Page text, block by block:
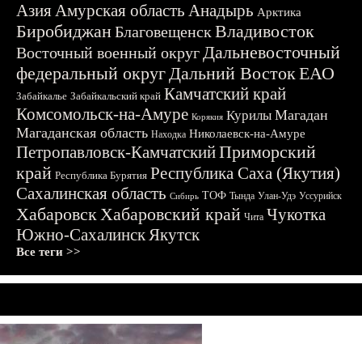
АзияАмурская область Анадырь Арктика
БиробиджанБлаговещенскВладивосток
Восточный военный округДальневосточный
федеральный округДальний ВостокЕАО
Забайкалье Забайкальский край Камчатский край
Комсомольск-на-Амуре Корякия Курилы Магадан
Магаданская область Находка Николаевск-на-Амуре
Петропавловск-КамчатскийПриморский
край Республика Бурятия Республика Саха (Якутия)
Сахалинская область Сибирь ТОФ Тында Улан-Удэ Уссурийск
ХабаровскХабаровский край Чита Чукотка
Южно-СахалинскЯкутск
Все теги >>